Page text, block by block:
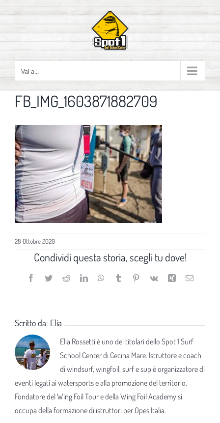
contenuto
Vai a...
FB_IMG_1603871882709
28 Ottobre 2020
Condividi questa storia, scegli tu dove!
Facebook
TwitterRedditLinkedInWhatsApp
TumblrPinterest
Vk Xing Email
Scritto da: Elia
Elia Rossetti è uno dei titolari dello Spot 1 Surf
School Center di Cecina Mare. Istruttore e coach
di windsurf, wingfoil, surf e sup è organizzatore di
eventi legati ai watersports e alla promozione del territorio.
Fondatore del Wing Foil Tour e della Wing Foil Academy si
occupa della formazione di istruttori per Opes Italia.